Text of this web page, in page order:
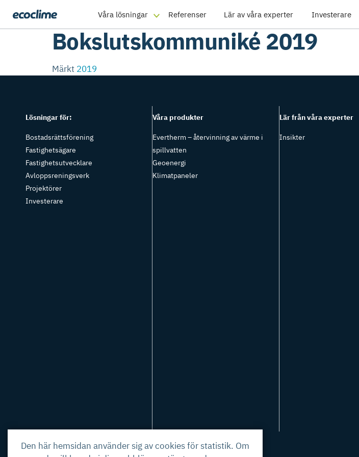
Våra lösningar Referenser Lär av våra experter Investerare
Bokslutskommuniké 2019
Märkt 2019
Den här hemsidan använder sig av cookies för statistik. Om
Lösningar för:
Bostadsrättsförening
Fastighetsägare
Fastighetsutvecklare
Avloppsreningsverk
Projektörer
Investerare
Våra produkter
Evertherm – återvinning av värme i
spillvatten
Geoenergi
Klimatpaneler
Lär från våra experter
Insikter